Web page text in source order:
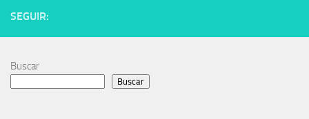
SEGUIR:
Buscar
Buscar